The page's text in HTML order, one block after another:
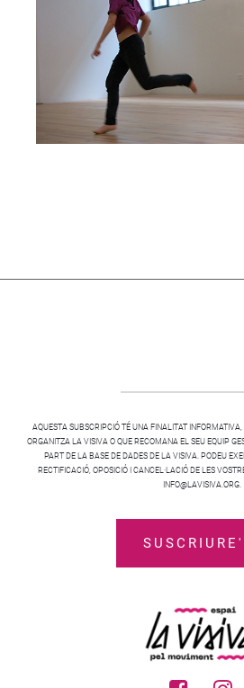
AQUESTA SUBSCRIPCIÓ TÉ UNA FINALITAT
ORGANITZA LA VISIVA O QUE RECOMANA EL SEU EQUIP
PART DE LA BASE DE DADES DE LA VISIVA. PODEU
RECTIFICACIÓ, OPOSICIÓ I CANCEL·LACIÓ DE LES
INFO@LAVISIVA.ORG.